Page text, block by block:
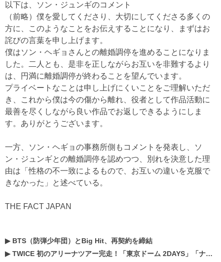
以下は、ソン・ジュンギのコメント
（前略）僕を愛してくださり、大切にしてくださる多くの
方に、このようなことをお伝えすることになり、まずはお
詫びの言葉を申し上げます。
僕はソン・ヘギョさんとの離婚調停を進めることになりま
した。二人とも、是非を正しながらお互いを非難するより
は、円満に離婚調停が終わることを望んでいます。
プライベートなことは申し上げにくいことをご理解いただ
き、これから僕は今の傷から離れ、役者として作品活動に
最善を尽くしながら良い作品でお返しできるようにしま
す。ありがとうございます。
一方、ソン・ヘギョの事務所側もコメントを発表し、ソ
ン・ジュンギとの離婚調停を認めつつ、別れを決意した理
由は「性格の不一致によるもので、お互いの違いを克服で
きなかった」と述べている。
THE FACT JAPAN
▶ BTS（防弾少年団）とBig Hit、再契約を締結
▶TWICE 初のアリーナツアー完走！「東京ドーム 2DAYS」「ナゴヤドーム1DAY」「京セラドーム1DAY」2019年ドームツアー開催決定！！